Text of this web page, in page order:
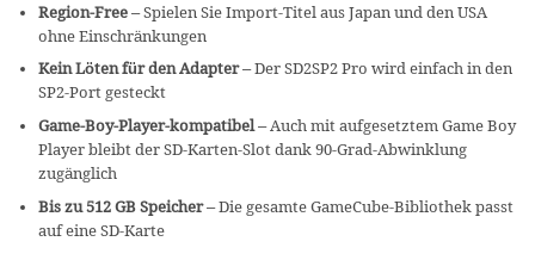
Region-Free– Spielen Sie Import-Titel aus Japan und den USA
ohne Einschränkungen
Kein Löten für den Adapter– Der SD2SP2 Pro wird einfach in den
SP2-Port gesteckt
Game-Boy-Player-kompatibel– Auch mit aufgesetztem Game Boy
Player bleibt der SD-Karten-Slot dank 90-Grad-Abwinklung
zugänglich
Bis zu 512 GB Speicher– Die gesamte GameCube-Bibliothek passt
auf eine SD-Karte